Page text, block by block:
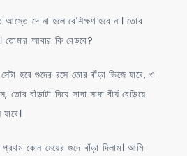
দে না হলে বেশিক্ষণ হবে না। তোর
তোমার আবার কি বেড়বে?
হবে গুদের রসে তোর বাঁড়া ভিজে যাবে, ও
বাঁড়াটা দিয়ে সাদা সাদা বীর্য বেড়িয়ে
কোন মেয়ের গুদে বাঁড়া দিলাম। আমি